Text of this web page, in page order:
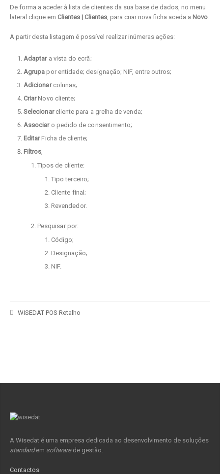
De forma a aceder à lista de clientes da sua base de dados, no menu
lateral clique em Clientes | Clientes, para criar nova ficha aceda a Novo.
A partir desta listagem é possível realizar inúmeras ações:
Adaptara vista do ecrã;
Agrupa por entidade; designação; NIF, entre outros;
Adicionarcolunas;
CriarNovo cliente;
Selecionarcliente para a grelha de venda;
Associaro pedido de consentimento;
EditarFicha de cliente;
Filtros,
Tipos de cliente:
Tipo terceiro;
Cliente final;
Revendedor.
Pesquisar por:
Código;
Designação;
NIF.
WISEDAT POS Retalho
A Wisedat é uma empresa dedicada ao desenvolvimento de soluções
standardem softwarede gestão.
Contactos